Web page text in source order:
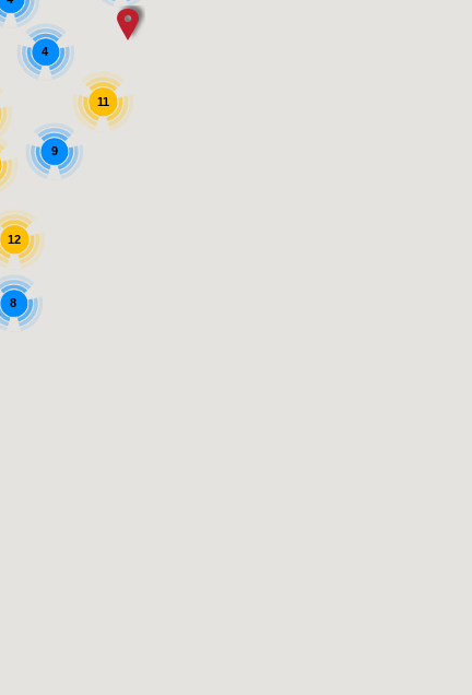
12
11
8
9
4